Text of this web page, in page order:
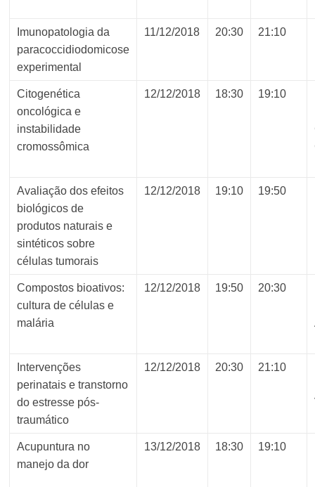
Imunopatologia da
paracoccidiodomicose
experimental
11/12/2018 20:30 21:10
Citogenética
oncológica e
instabilidade
cromossômica
12/12/2018 18:30 19:10
Avaliação dos efeitos
biológicos de
produtos naturais e
sintéticos sobre
células tumorais
12/12/2018 19:10 19:50
Compostos bioativos:
cultura de células e
malária
12/12/2018 19:50 20:30
Intervenções
perinatais e transtorno
do estresse pós-
traumático
12/12/2018 20:30 21:10
Acupuntura no
manejo da dor
13/12/2018 18:30 19:10